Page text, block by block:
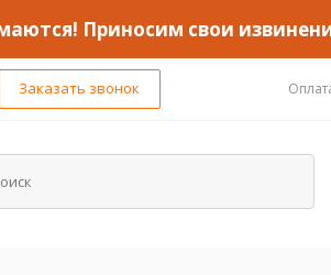
Приносим свои
Заказать звонок